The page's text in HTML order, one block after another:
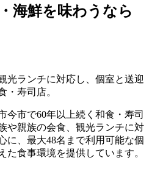
海鮮を味わうなら
光ランチに対応し、個室と送迎
・寿司店。
今市で60年以上続く和食・寿司
や親族の会食、観光ランチに対
に、最大48名まで利用可能な個
た食事環境を提供しています。